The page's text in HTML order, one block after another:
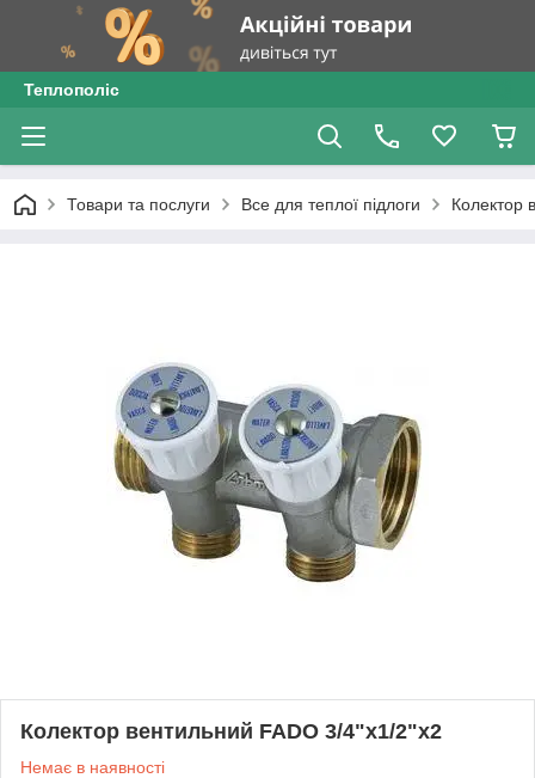
Теплополіс
Товари та послуги Все для теплої підлоги Колектор
Колектор вентильний FADO 3/4"x1/2"x2
Немає в наявності